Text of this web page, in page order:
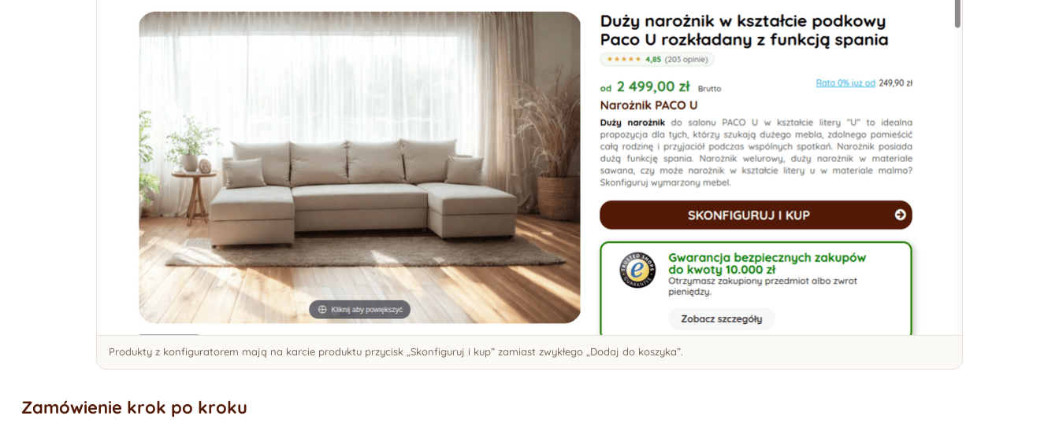
Produkty z konfiguratorem mają na karcie produktu przycisk „Skonfiguruj i kup” zamiast zwykłego „Dodaj do koszyka”.
Zamówienie krok po kroku